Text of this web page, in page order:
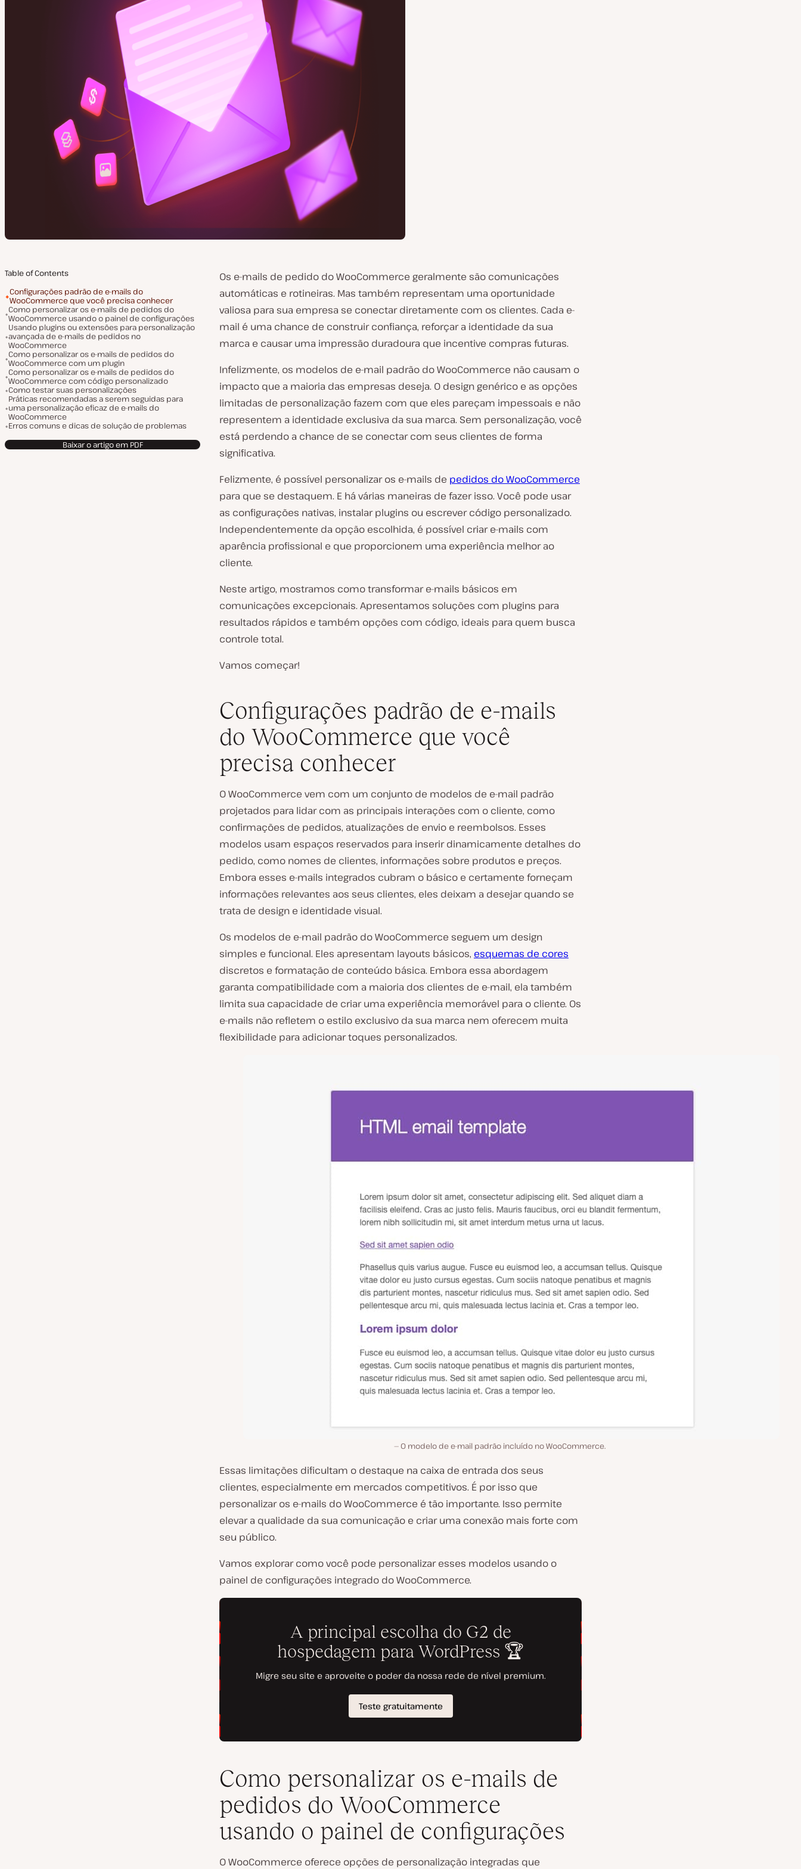
Table of Contents
Configurações padrão de e-mails do
WooCommerce que você precisa conhecer
Como personalizar os e-mails de pedidos do
WooCommerce usando o painel de configurações
Usando plugins ou extensões para personalização
avançada de e-mails de pedidos no
WooCommerce
Como personalizar os e-mails de pedidos do
WooCommerce com um plugin
Como personalizar os e-mails de pedidos do
WooCommerce com código personalizado
Como testar suas personalizações
Práticas recomendadas a serem seguidas para
uma personalização eficaz de e-mails do
WooCommerce
Erros comuns e dicas de solução de problemas
Baixar o artigo em PDF
Os e-mails de pedido do WooCommerce geralmente são comunicações
automáticas e rotineiras. Mas também representam uma oportunidade
valiosa para sua empresa se conectar diretamente com os clientes. Cada e-
mail é uma chance de construir confiança, reforçar a identidade da sua
marca e causar uma impressão duradoura que incentive compras futuras.
Infelizmente, os modelos de e-mail padrão do WooCommerce não causam o
impacto que a maioria das empresas deseja. O design genérico e as opções
limitadas de personalização fazem com que eles pareçam impessoais e não
representem a identidade exclusiva da sua marca. Sem personalização, você
está perdendo a chance de se conectar com seus clientes de forma
significativa.
Felizmente, é possível personalizar os e-mails de pedidos do WooCommerce
para que se destaquem. E há várias maneiras de fazer isso. Você pode usar
as configurações nativas, instalar plugins ou escrever código personalizado.
Independentemente da opção escolhida, é possível criar e-mails com
aparência profissional e que proporcionem uma experiência melhor ao
cliente.
Neste artigo, mostramos como transformar e-mails básicos em
comunicações excepcionais. Apresentamos soluções com plugins para
resultados rápidos e também opções com código, ideais para quem busca
controle total.
Vamos começar!
Configurações padrão de e-mails
do WooCommerce que você
precisa conhecer
O WooCommerce vem com um conjunto de modelos de e-mail padrão
projetados para lidar com as principais interações com o cliente, como
confirmações de pedidos, atualizações de envio e reembolsos. Esses
modelos usam espaços reservados para inserir dinamicamente detalhes do
pedido, como nomes de clientes, informações sobre produtos e preços.
Embora esses e-mails integrados cubram o básico e certamente forneçam
informações relevantes aos seus clientes, eles deixam a desejar quando se
trata de design e identidade visual.
Os modelos de e-mail padrão do WooCommerce seguem um design
simples e funcional. Eles apresentam layouts básicos, esquemas de cores
discretos e formatação de conteúdo básica. Embora essa abordagem
garanta compatibilidade com a maioria dos clientes de e-mail, ela também
limita sua capacidade de criar uma experiência memorável para o cliente. Os
e-mails não refletem o estilo exclusivo da sua marca nem oferecem muita
flexibilidade para adicionar toques personalizados.
O modelo de e-mail padrão incluído no WooCommerce.
Essas limitações dificultam o destaque na caixa de entrada dos seus
clientes, especialmente em mercados competitivos. É por isso que
personalizar os e-mails do WooCommerce é tão importante. Isso permite
elevar a qualidade da sua comunicação e criar uma conexão mais forte com
seu público.
Vamos explorar como você pode personalizar esses modelos usando o
painel de configurações integrado do WooCommerce.
Como personalizar os e-mails de
pedidos do WooCommerce
usando o painel de configurações
O WooCommerce oferece opções de personalização integradas que